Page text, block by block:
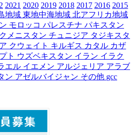
2021 2020 2019 2018 2017 2016 2015
地域 東地中海地域 北アフリカ地域
モロッコ パレスチナ パキスタン
メニスタン チュニジア タジキスタ
クウェイト キルギス カタル カザ
ト ウズベキスタン イラン イラク
エル イエメン アルジェリア アラブ
ン アゼルバイジャン その他 gcc